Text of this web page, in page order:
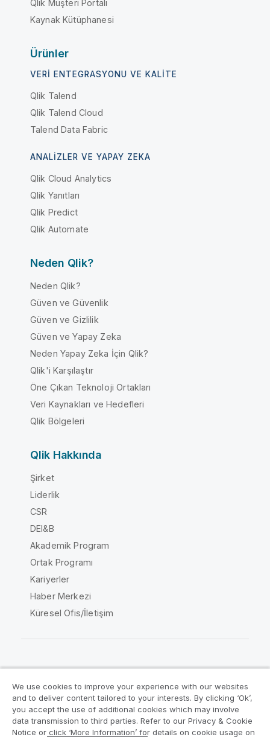
Qlik Müşteri Portalı
Kaynak Kütüphanesi
Ürünler
VERI ENTEGRASYONU VE KALITE
Qlik Talend
Qlik Talend Cloud
Talend Data Fabric
ANALIZLER VE YAPAY ZEKA
Qlik Cloud Analytics
Qlik Yanıtları
Qlik Predict
Qlik Automate
Neden Qlik?
Neden Qlik?
Güven ve Güvenlik
Güven ve Gizlilik
Güven ve Yapay Zeka
Neden Yapay Zeka İçin Qlik?
Qlik'i Karşılaştır
Öne Çıkan Teknoloji Ortakları
Veri Kaynakları ve Hedefleri
Qlik Bölgeleri
Qlik Hakkında
Şirket
Liderlik
CSR
DEI&B
Akademik Program
Ortak Programı
Kariyerler
Haber Merkezi
Küresel Ofis/İletişim
Yasal sözleşmeler
Ürün Koşulları
Legal Policies
Legal Policies
We use cookies to improve your experience with our websites
and to deliver content tailored to your interests. By clicking ‘Ok’,
you accept the use of additional cookies which may involve
data transmission to third parties. Refer to our Privacy & Cookie
Notice or click ‘More Information’ for details on cookie usage on